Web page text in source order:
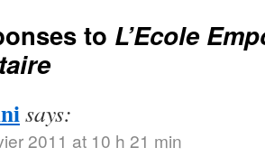
to L’Ecole
says:
2011 at 10 h 21 min